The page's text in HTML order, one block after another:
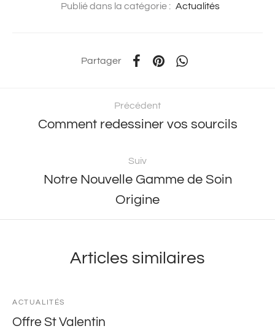
Publié dans la catégorie : Actualités
Partager
Précédent
Comment redessiner vos sourcils
Suiv
Notre Nouvelle Gamme de Soin
Origine
Articles similaires
ACTUALITÉS
Offre St Valentin